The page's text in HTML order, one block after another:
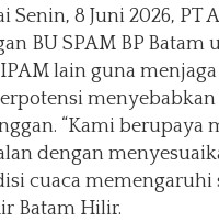
Senin, 8 Juni 2026,
BU SPAM BP
lain guna
“Kami berupaya
dengan
cuaca memengaruhi
Batam Hilir.